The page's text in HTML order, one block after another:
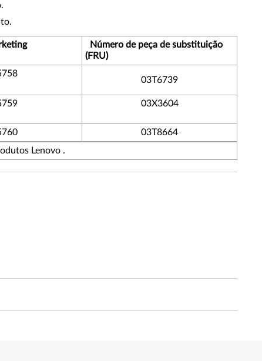
Número de peça de substituição
(FRU)
03T6739
03X3604
03T8664
Lenovo .